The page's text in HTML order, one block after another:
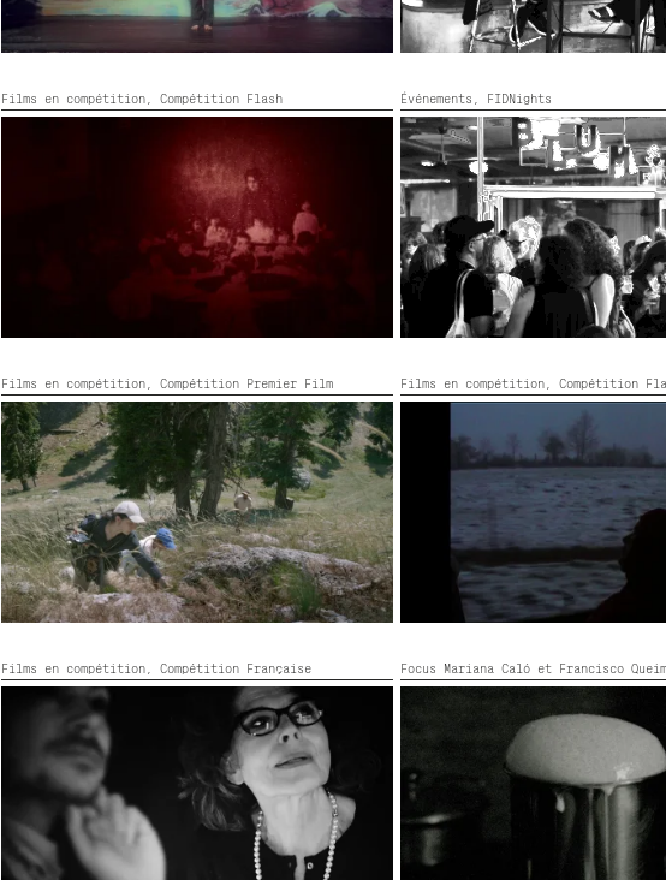
Films en compétition, Compétition Flash
EZKUTUKO MATERIALAK
Couleur, 21’
Événements, FIDNights
FIDNIGHTS
Films en compétition, Compétition Premier Film
GELDİKÇE BAHAR
Turquie,2026,Couleur, Noir et blanc,67’
Films en compétition, Compétition
I COULDN’T DRAW YOU A MAP
Allemagne, Kosovo, 2026,Couleur,
Films en compétition, Compétition Française
LE CENTAURE
France,
2026, 63’
Focus Mariana Caló et Francisco
LEITE TRANSBORDANTE
2019,Noir et blanc, 5’